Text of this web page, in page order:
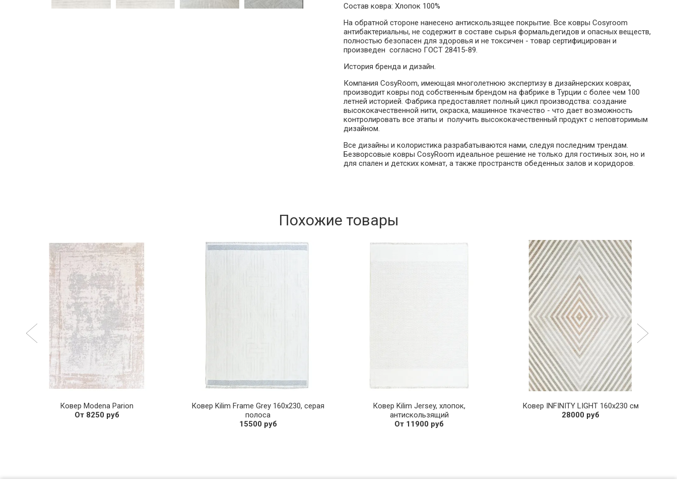
Состав ковра: Хлопок 100%
На обратной стороне нанесено антискользящее покрытие. Все ковры Cosyroom
антибактериальны, не содержит в составе сырья формальдегидов и опасных веществ,
полностью безопасен для здоровья и не токсичен - товар сертифицирован и
произведен согласно ГОСТ 28415-89.
История бренда и дизайн.
Компания СosyRoom, имеющая многолетнюю экспертизу в дизайнерских коврах,
производит ковры под собственным брендом на фабрике в Турции с более чем 100
летней историей. Фабрика предоставляет полный цикл производства: создание
высококачественной нити, окраска, машинное ткачество - что дает возможность
контролировать все этапы и получить высококачественный продукт с неповторимым
дизайном.
Все дизайны и колористика разрабатываются нами, следуя последним трендам.
Безворсовые ковры СosyRoom идеальное решение не только для гостиных зон, но и
для спален и детских комнат, а также пространств обеденных залов и коридоров.
Похожие товары
Ковер Modena Parion
От 8250 руб
Ковер Kilim Frame Grey 160х230, серая
полоса
15500 руб
Ковер Kilim Jersey, хлопок,
антискользящий
От 11900 руб
Ковер INFINITY LIGHT 160х230 см
28000 руб